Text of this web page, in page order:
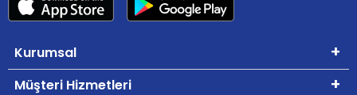
Kurumsal
Müşteri Hizmetleri